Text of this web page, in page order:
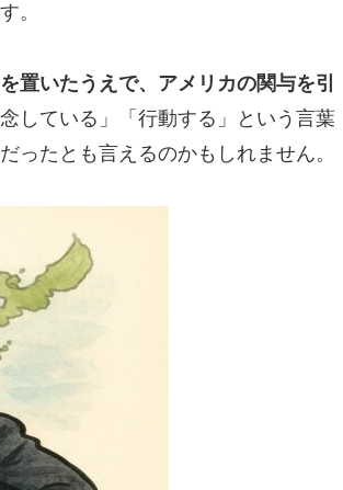
。
置いたうえで、アメリカの関与を引
している」「行動する」という言葉
ったとも言えるのかもしれません。